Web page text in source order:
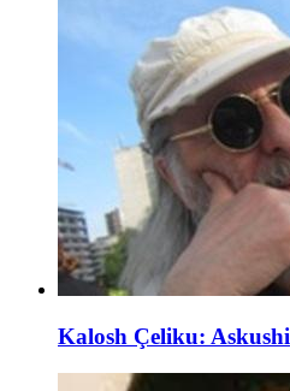
Kalosh Çeliku: Askushi